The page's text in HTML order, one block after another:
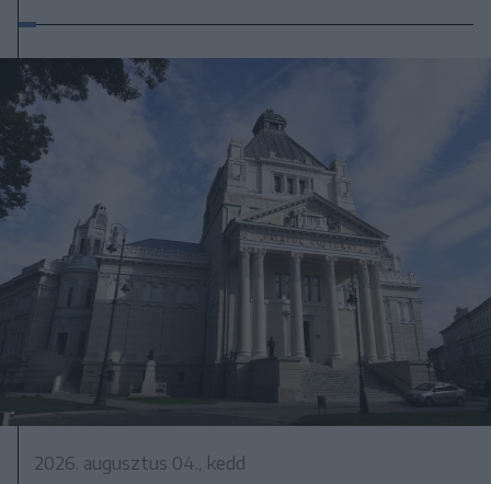
2026. augusztus 04., kedd